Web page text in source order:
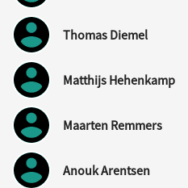
Thomas Diemel
Matthijs Hehenkamp
Maarten Remmers
Anouk Arentsen